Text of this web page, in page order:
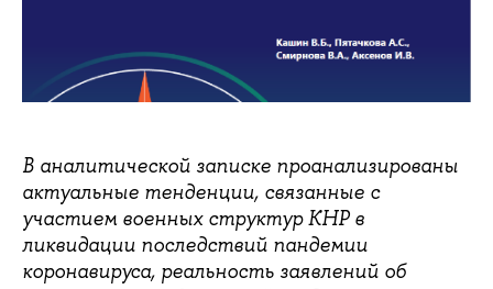
В аналитической записке проанализированы
актуальные тенденции, связанные с
участием военных структур КНР в
ликвидации последствий пандемии
коронавируса, реальность заявлений об